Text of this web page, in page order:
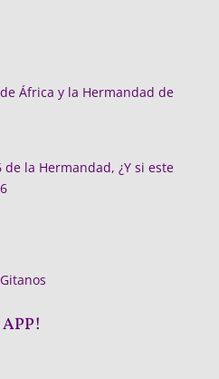
África y la Hermandad de
la Hermandad, ¿Y si este